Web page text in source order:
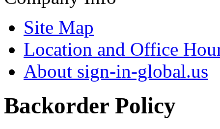
Site Map
Location and Office
About sign-in-global.us
Backorder Policy